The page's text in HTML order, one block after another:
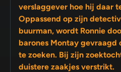
verslaggever hoe hij daar
Oppassend op zijn
buurman, wordt Ronnie door de
barones Montay gevraagd
te zoeken. Bij zijn zoektocht
duistere zaakjes verstrikt.